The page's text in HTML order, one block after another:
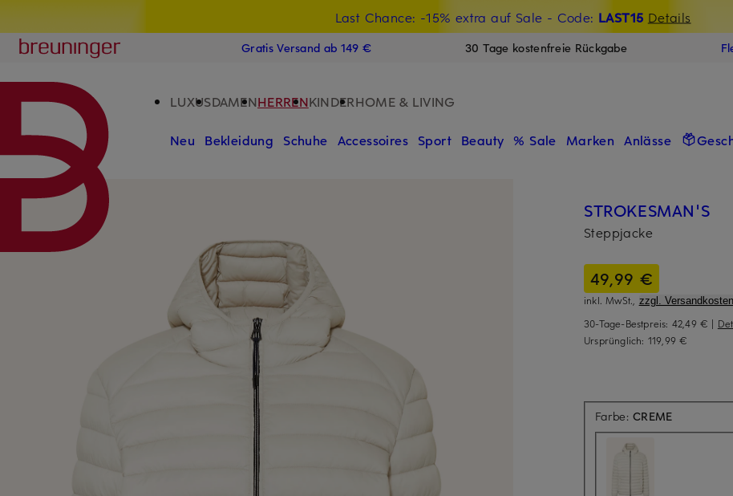
Last Chance: -15% extra auf Sale - Code: LAST15 Details
15€-Willkommensgutschein mit Beyond sichern
Breuninger
Gratis Versand ab 149 € 30 Tage kostenfreie Rückgabe
LUXUSDAMENHERRENKINDERHOME & LIVING
Neu Bekleidung Schuhe Accessoires Sport Beauty % Sale Marken Anlässe
STROKESMAN'S
Steppjacke
49,99 €
inkl. MwSt., zzgl.
30-Tage-Bestpreis: 42,49 € |
Ursprünglich: 119,99 €
Farbe:CREME